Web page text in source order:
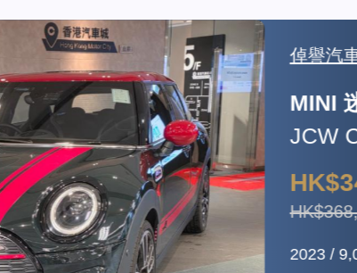
倬譽汽車有
MINI 迷你
JCW
HK$368,000
2023 / 9,000